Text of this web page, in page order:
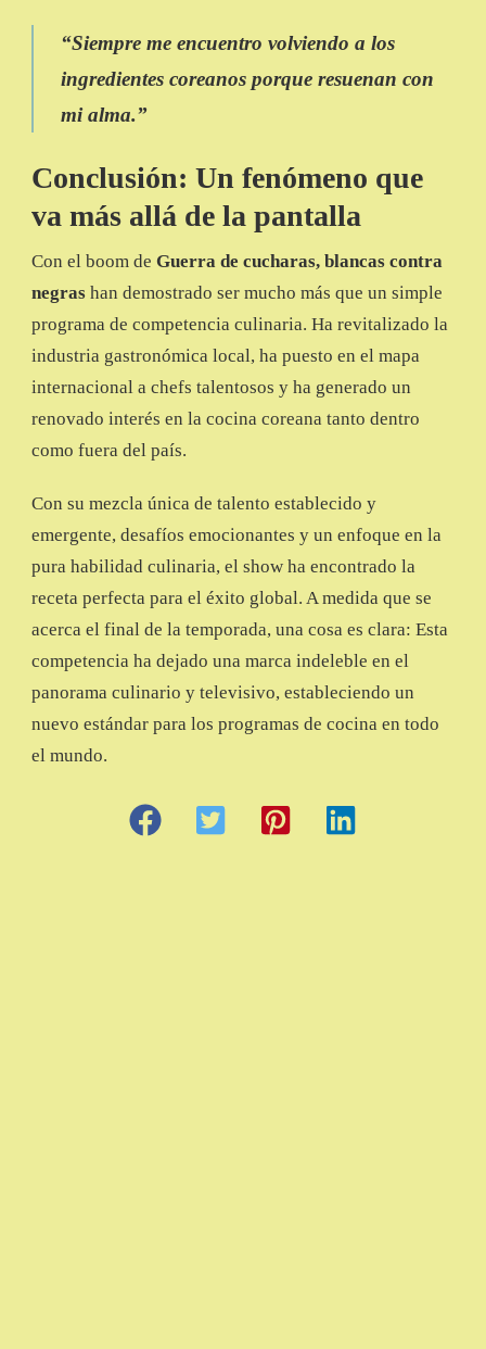
“Siempre me encuentro volviendo a los
ingredientes coreanos porque resuenan con
mi alma.”
Conclusión: Un fenómeno que
va más allá de la pantalla
Con el boom de Guerra de cucharas, blancas contra
negras han demostrado ser mucho más que un simple
programa de competencia culinaria. Ha revitalizado la
industria gastronómica local, ha puesto en el mapa
internacional a chefs talentosos y ha generado un
renovado interés en la cocina coreana tanto dentro
como fuera del país.
Con su mezcla única de talento establecido y
emergente, desafíos emocionantes y un enfoque en la
pura habilidad culinaria, el show ha encontrado la
receta perfecta para el éxito global. A medida que se
acerca el final de la temporada, una cosa es clara: Esta
competencia ha dejado una marca indeleble en el
panorama culinario y televisivo, estableciendo un
nuevo estándar para los programas de cocina en todo
el mundo.